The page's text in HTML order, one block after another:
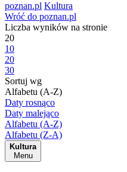
poznan.pl Kultura
Wróć do poznan.pl
Liczba wyników na stronie
20
10
20
30
Sortuj wg
Alfabetu (A-Z)
Daty rosnąco
Daty malejąco
Alfabetu (A-Z)
Alfabetu (Z-A)
Kultura
Menu